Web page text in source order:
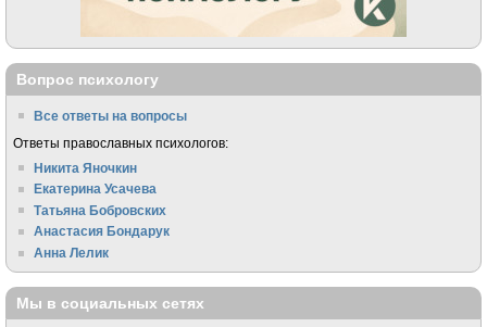
Вопрос психологу
Все ответы на вопросы
Ответы православных психологов:
Никита Яночкин
Екатерина Усачева
Татьяна Бобровских
Анастасия Бондарук
Анна Лелик
Мы в социальных сетях